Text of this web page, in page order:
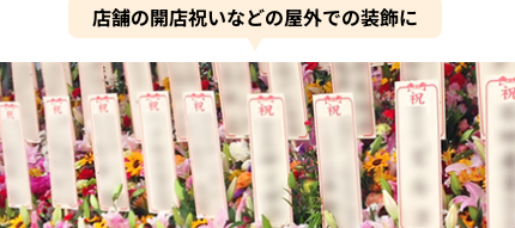
店舗の開店祝いなどの屋外での装飾に